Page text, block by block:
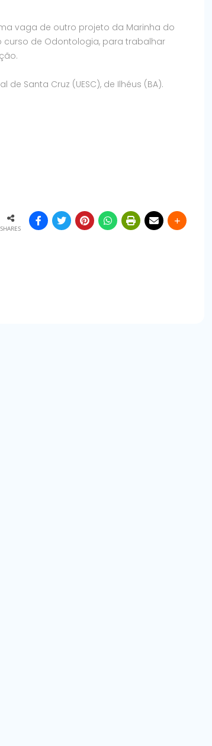
vaga de outro projeto da Marinha do
curso de Odontologia, para trabalhar
Santa Cruz (UESC), de Ilhéus (BA).
SHARES